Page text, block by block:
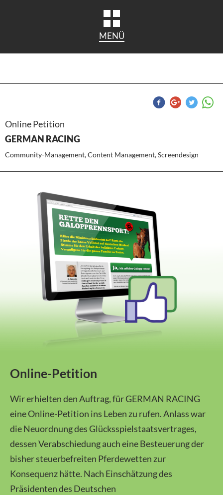
MENÜ
Online Petition
GERMAN RACING
Community-Management, Content Management, Screendesign
Online-Petition
Wir erhielten den Auftrag, für GERMAN RACING
eine Online-Petition ins Leben zu rufen. Anlass war
die Neuordnung des Glücksspielstaatsvertrages,
dessen Verabschiedung auch eine Besteuerung der
bisher steuerbefreiten Pferdewetten zur
Konsequenz hätte. Nach Einschätzung des
Präsidenten des Deutschen